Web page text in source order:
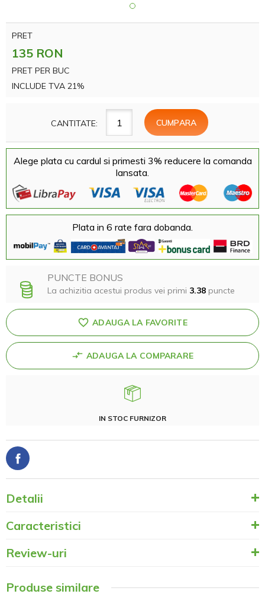
PRET
135 RON
PRET PER BUC
INCLUDE TVA 21%
CANTITATE:
Alege plata cu cardul si primesti 3% reducere la comanda
lansata.
Plata in 6 rate fara dobanda.
PUNCTE BONUS
La achizitia acestui produs vei primi 3.38 puncte
ADAUGA LA FAVORITE
ADAUGA LA COMPARARE
IN STOC FURNIZOR
Detalii
Caracteristici
Review-uri
Produse similare